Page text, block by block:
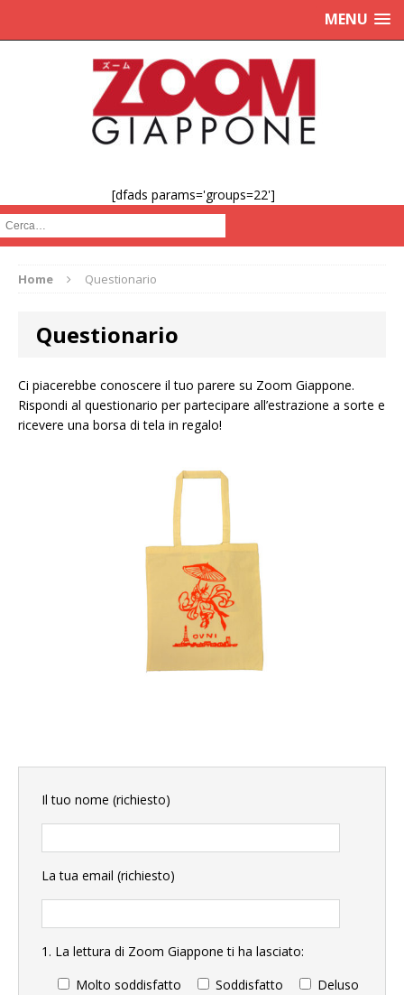
MENU
[dfads params='groups=22']
Cerca :
Home Questionario
Questionario
Ci piacerebbe conoscere il tuo parere su Zoom Giappone.
Rispondi al questionario per partecipare all’estrazione a sorte e
ricevere una borsa di tela in regalo!
Il tuo nome (richiesto)
La tua email (richiesto)
1. La lettura di Zoom Giappone ti ha lasciato:
Molto soddisfatto
Soddisfatto
Deluso